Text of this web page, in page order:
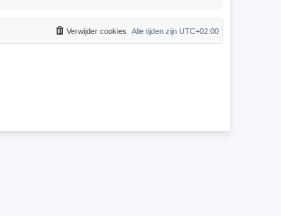
Alle tijden zijn UTC+02:00
Verwijder cookies